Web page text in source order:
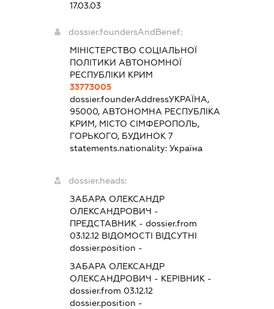
17.03.03
dossier.foundersAndBenef:
МІНІСТЕРСТВО СОЦІАЛЬНОЇ
ПОЛІТИКИ АВТОНОМНОЇ
РЕСПУБЛІКИ КРИМ
33773005
dossier.founderAddressУКРАЇНА,
95000, АВТОНОМНА РЕСПУБЛІКА
КРИМ, МІСТО СІМФЕРОПОЛЬ,
ГОРЬКОГО, БУДИНОК 7
statements.nationality:Україна
dossier.heads:
ЗАБАРА ОЛЕКСАНДР
ОЛЕКСАНДРОВИЧ -
ПРЕДСТАВНИК - dossier.from
03.12.12 ВІДОМОСТІ ВІДСУТНІ
dossier.position -
ЗАБАРА ОЛЕКСАНДР
ОЛЕКСАНДРОВИЧ - КЕРІВНИК -
dossier.from 03.12.12
dossier.position -